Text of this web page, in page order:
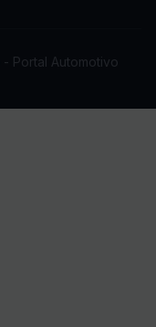
- Portal Automotivo